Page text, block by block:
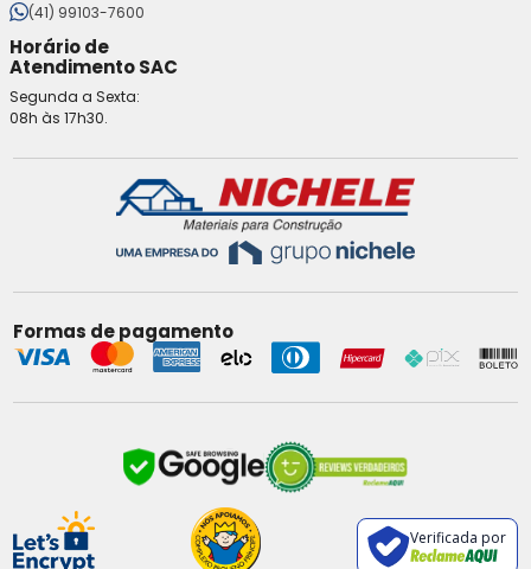
(41) 99103-7600
Horário de
Atendimento SAC
Segunda a Sexta:
08h às 17h30.
Formas de pagamento
Verificada por